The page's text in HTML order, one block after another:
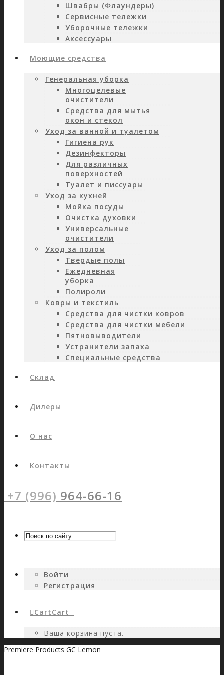
Швабры (Флаундеры)
Сервисные тележки
Уборочные тележки
Аксессуары
Моющие средства
Генеральная уборка
Многоцелевые
очистители
Средства для мытья
окон и стекол
Уход за ванной и туалетом
Гигиена рук
Дезинфекторы
Для различных
поверхностей
Туалет и писсуары
Уход за кухней
Мойка посуды
Очистка духовки
Универсальные
очистители
Уход за полом
Твердые полы
Ежедневная
уборка
Полироли
Ковры и текстиль
Средства для чистки ковров
Средства для чистки мебели
Пятновыводители
Устранители запаха
Специальные средства
Склад
Дилеры
О нас
Контакты
+7 (996) 964-66-16
Войти
Регистрация
CartCart
Ваша корзина пуста.
Premiere Products GC Lemon